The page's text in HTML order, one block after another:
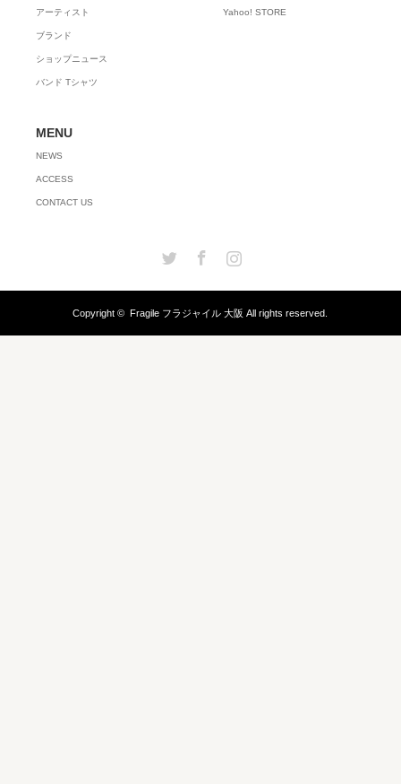
アーティスト
ブランド
ショップニュース
バンド Tシャツ
Yahoo! STORE
MENU
NEWS
ACCESS
CONTACT US
Twitter Facebook
Copyright ©Fragile フラジャイル 大阪 All rights reserved.